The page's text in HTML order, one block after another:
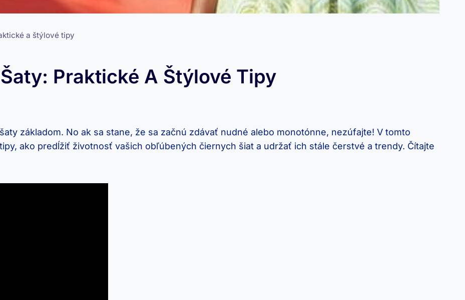
a štýlové tipy
Praktické A Štýlové Tipy
základom. No ak sa stane, že sa začnú ⁤zdávať ⁣nudné alebo‍ monotónne, nezúfajte! V​ tomto
ako‌ predĺžiť životnosť vašich obľúbených čiernych​ šiat a udržať ich ‌stále ​čerstvé a trendy. ⁣Čítajte